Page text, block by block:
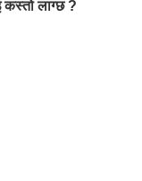
कस्तो लाग्छ ?